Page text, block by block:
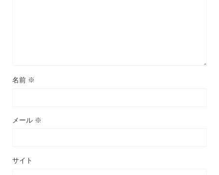
名前 ※
メール ※
サイト